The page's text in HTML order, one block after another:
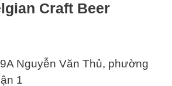
Craft Beer
Nguyễn Văn Thủ, phường
1